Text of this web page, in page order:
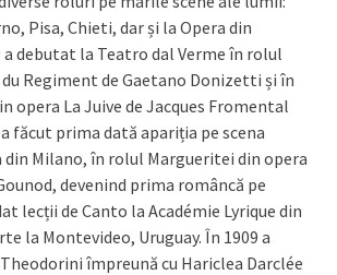
Pisa, Chieti, dar și la Opera din
a debutat la Teatro dal Verme în rolul
Regiment de Gaetano Donizetti și în
opera La Juive de Jacques Fromental
făcut prima dată apariția pe scena
din Milano, în rolul Margueritei din opera
devenind prima româncă pe
lecții de Canto la Académie Lyrique din
la Montevideo, Uruguay. În 1909 a
împreună cu Hariclea Darclée